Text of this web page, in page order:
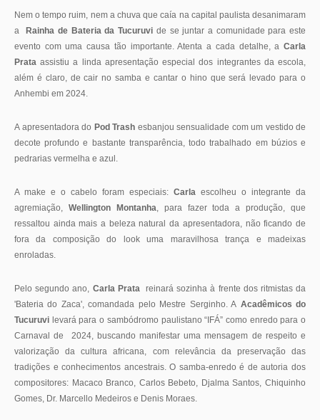
Nem o tempo ruim, nem a chuva que caía na capital paulista desanimaram
a
Rainha de Bateria da Tucuruvi de se juntar a comunidade para este
evento com uma causa tão importante. Atenta a cada detalhe, a Carla
Prata assistiu a linda apresentação especial dos integrantes da escola,
além é claro, de cair no samba e cantar o hino que será levado para o
Anhembi em 2024.
A apresentadora do Pod Trash esbanjou sensualidade com um vestido de
decote profundo e bastante transparência, todo trabalhado em búzios e
pedrarias vermelha e azul.
A make e o cabelo foram especiais: Carla escolheu o integrante da
agremiação, Wellington Montanha, para fazer toda a produção, que
ressaltou ainda mais a beleza natural da apresentadora, não ficando de
fora da composição do look uma maravilhosa trança e madeixas
enroladas.
Pelo segundo ano, Carla Pratareinará sozinha à frente dos ritmistas da
'Bateria do Zaca', comandada pelo Mestre Serginho. A Acadêmicos do
Tucuruvi levará para o sambódromo paulistano “IFÁ” como enredo para o
Carnaval de 2024, buscando manifestar uma mensagem de respeito e
valorização da cultura africana, com relevância da preservação das
tradições e conhecimentos ancestrais. O samba-enredo é de autoria dos
compositores: Macaco Branco, Carlos Bebeto, Djalma Santos, Chiquinho
Gomes, Dr. Marcello Medeiros e Denis Moraes.